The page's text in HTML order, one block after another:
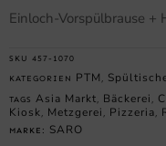
Einloch-Vorspülbrause
SKU 457-1070
KATEGORIEN PTM
TAGS Asia Markt Bäckerei
Kiosk Metzgerei Pizzeria
MARKE: SARO